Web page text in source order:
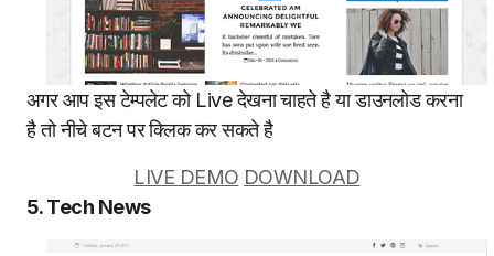
अगर आप इस टेम्पलेट को Live देखना चाहते है या डाउनलोड करना
है तो नीचे बटन पर क्लिक कर सकते है
LIVE DEMO DOWNLOAD
5. Tech News